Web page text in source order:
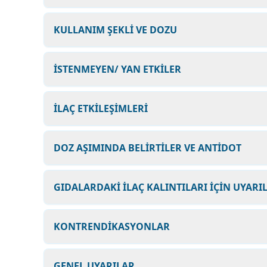
KULLANIM ŞEKLİ VE DOZU
İSTENMEYEN/ YAN ETKİLER
İLAÇ ETKİLEŞİMLERİ
DOZ AŞIMINDA BELİRTİLER VE ANTİDOT
GIDALARDAKİ İLAÇ KALINTILARI İÇİN
KONTRENDİKASYONLAR